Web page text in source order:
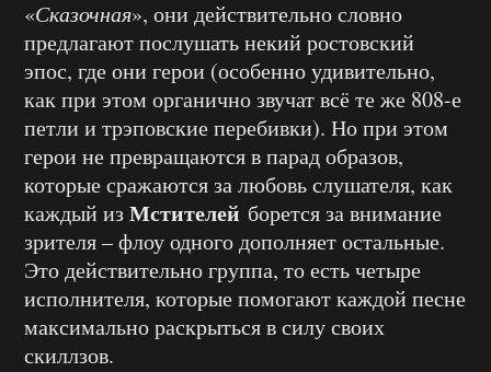
«Сказочная», они действительно словно
предлагают послушать некий ростовский
эпос, где они герои (особенно удивительно,
как при этом органично звучат всё те же 808-е
петли и трэповские перебивки). Но при этом
герои не превращаются в парад образов,
которые сражаются за любовь слушателя, как
каждый изМстителей борется за внимание
зрителя – флоу одного дополняет остальные.
Это действительно группа, то есть четыре
исполнителя, которые помогают каждой песне
максимально раскрыться в силу своих
скиллзов.